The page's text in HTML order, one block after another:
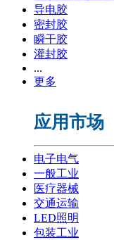
导电胶
密封胶
瞬干胶
灌封胶
...
更多
应用市场
电子电气
一般工业
医疗器械
交通运输
LED照明
包装工业